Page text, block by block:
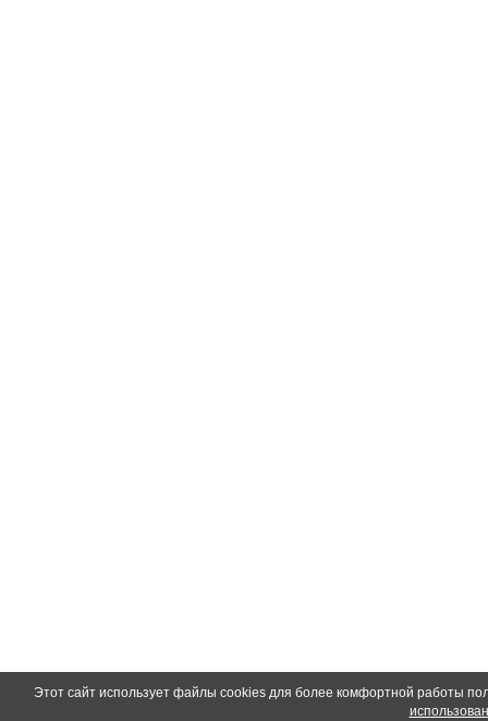
Этот сайт использует файлы cookies для более комфортной работы